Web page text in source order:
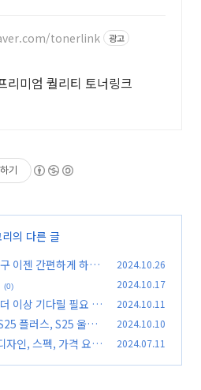
tonerlink 광고
리미엄 퀄리티 토너링크
기
의 다른 글
이젠 간편하게 하기
2024.10.26
(0) 2024.10.17
이상 기다릴 필요 없
2024.10.11
플러스, S25 울트
2024.10.10
자인, 스펙, 가격 요약
2024.07.11